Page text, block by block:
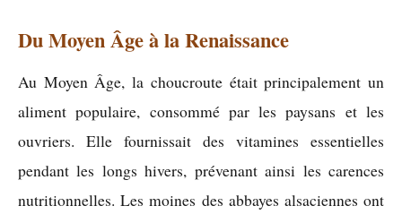
Du Moyen Âge à la Renaissance
Au Moyen Âge, la choucroute était principalement un
aliment populaire, consommé par les paysans et les
ouvriers. Elle fournissait des vitamines essentielles
pendant les longs hivers, prévenant ainsi les carences
nutritionnelles. Les moines des abbayes alsaciennes ont